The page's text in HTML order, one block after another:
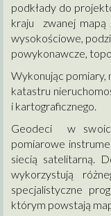
podkłady do
kraju zwanej mapą
wysokościowe,
powykonawcze,
Wykonując pomiary,
katastru
i kartograficznego.
Geodeci w
pomiarowe
siecią satelitarną.
wykorzystują
specjalistyczne
którym powstają